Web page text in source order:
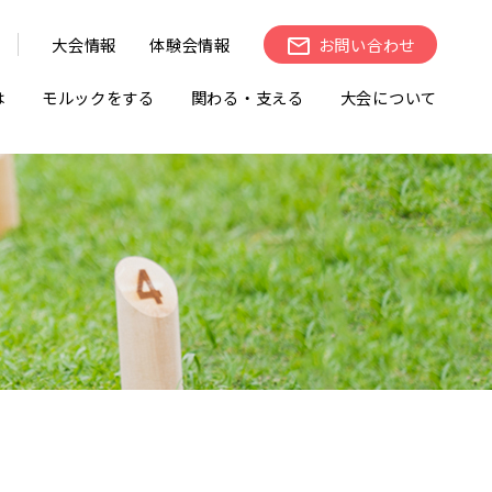
大会情報 体験会情報 お問い合わせ
モルックをする 関わる・支える 大会について